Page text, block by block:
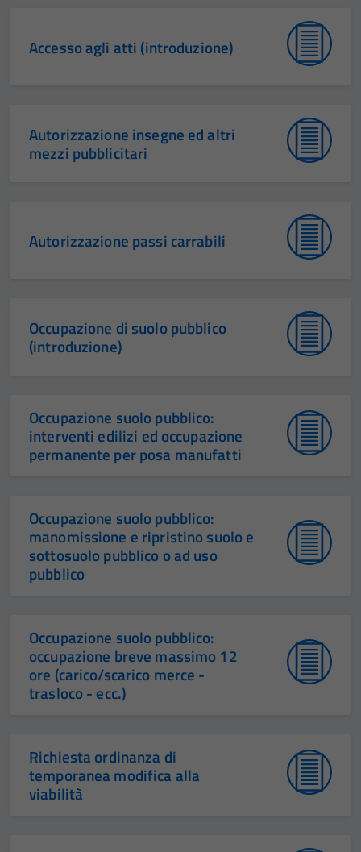
Accesso agli atti (introduzione)
Autorizzazione insegne ed altri
mezzi pubblicitari
Autorizzazione passi carrabili
Occupazione di suolo pubblico
(introduzione)
Occupazione suolo pubblico:
interventi edilizi ed occupazione
permanente per posa manufatti
Occupazione suolo pubblico:
manomissione e ripristino suolo e
sottosuolo pubblico o ad uso
pubblico
Occupazione suolo pubblico:
occupazione breve massimo 12
ore (carico/scarico merce -
trasloco - ecc.)
Richiesta ordinanza di
temporanea modifica alla
viabilità